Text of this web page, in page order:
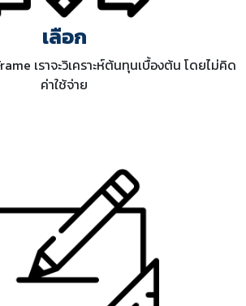
เลือก
เราจะวิเคราะห์ต้นทุนเบื้องต้น โดยไม่คิด
ค่าใช้จ่าย